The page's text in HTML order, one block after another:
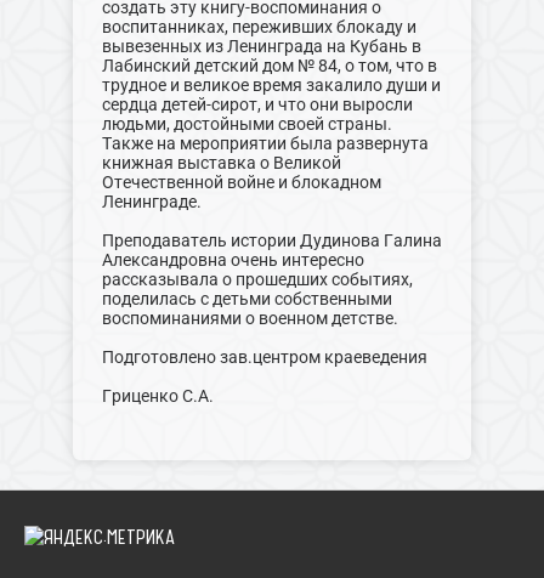
создать эту книгу-воспоминания о
воспитанниках, переживших блокаду и
вывезенных из Ленинграда на Кубань в
Лабинский детский дом № 84, о том, что в
трудное и великое время закалило души и
сердца детей-сирот, и что они выросли
людьми, достойными своей страны.
Также на мероприятии была развернута
книжная выставка о Великой
Отечественной войне и блокадном
Ленинграде.
Преподаватель истории Дудинова Галина
Александровна очень интересно
рассказывала о прошедших событиях,
поделилась с детьми собственными
воспоминаниями о военном детстве.
Подготовлено зав.центром краеведения
Гриценко С.А.